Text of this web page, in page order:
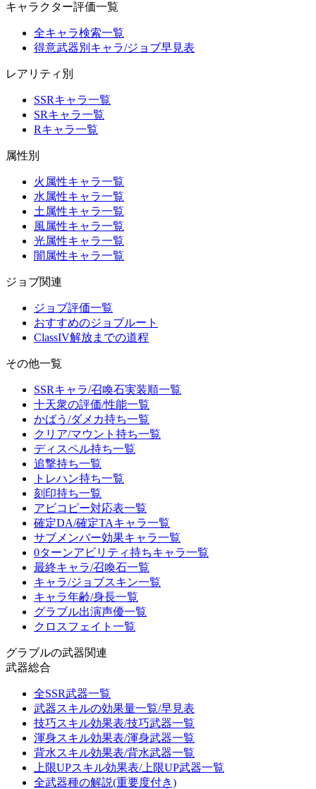
キャラクター評価一覧
全キャラ検索一覧
得意武器別キャラ/ジョブ早見表
レアリティ別
SSRキャラ一覧
SRキャラ一覧
Rキャラ一覧
属性別
火属性キャラ一覧
水属性キャラ一覧
土属性キャラ一覧
風属性キャラ一覧
光属性キャラ一覧
闇属性キャラ一覧
ジョブ関連
ジョブ評価一覧
おすすめのジョブルート
ClassIV解放までの道程
その他一覧
SSRキャラ/召喚石実装順一覧
十天衆の評価/性能一覧
かばう/ダメカ持ち一覧
クリア/マウント持ち一覧
ディスペル持ち一覧
追撃持ち一覧
トレハン持ち一覧
刻印持ち一覧
アビコピー対応表一覧
確定DA/確定TAキャラ一覧
サブメンバー効果キャラ一覧
0ターンアビリティ持ちキャラ一覧
最終キャラ/召喚石一覧
キャラ/ジョブスキン一覧
キャラ年齢/身長一覧
グラブル出演声優一覧
クロスフェイト一覧
グラブルの武器関連
武器総合
全SSR武器一覧
武器スキルの効果量一覧/早見表
技巧スキル効果表/技巧武器一覧
渾身スキル効果表/渾身武器一覧
背水スキル効果表/背水武器一覧
上限UPスキル効果表/上限UP武器一覧
全武器種の解説(重要度付き)